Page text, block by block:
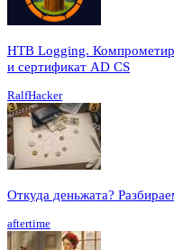
HTB Logging.
и сертификат AD CS
RalfHacker
Откуда деньжата?
aftertime